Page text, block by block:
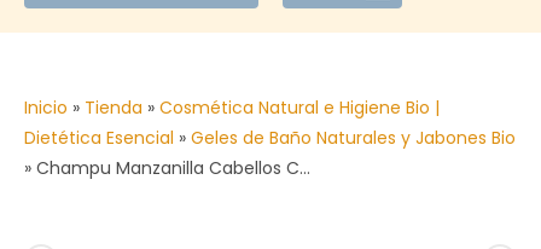
Inicio » Tienda » Cosmética Natural e Higiene Bio |
Dietética Esencial » Geles de Baño Naturales y Jabones Bio
» Champu Manzanilla Cabellos C…